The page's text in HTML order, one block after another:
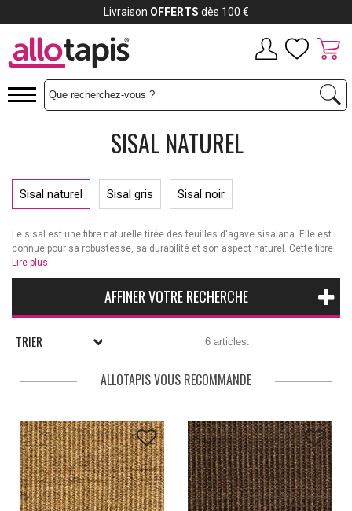
SISAL NATUREL
Sisal naturel Sisal gris Sisal noir
Le sisal est une fibre naturelle tirée des feuilles d'agave sisalana. Elle est
connue pour sa robustesse, sa durabilité et son aspect naturel. Cette fibre
est souvent utilisée pour fabriquer des tapis, des moquettes, des sacs,
des chapeaux et d'autres objets.
Lire plus
AFFINER VOTRE RECHERCHE
TRIER 6 articles.
ALLOTAPIS VOUS RECOMMANDE
Livraison OFFERTS dès 100 €